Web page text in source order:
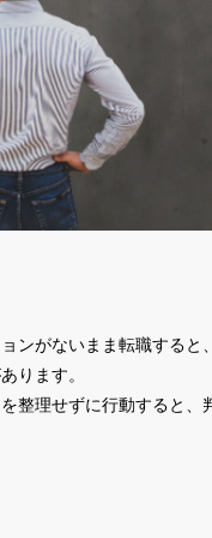
ンがないまま転職すると、
ります。
整理せずに行動すると